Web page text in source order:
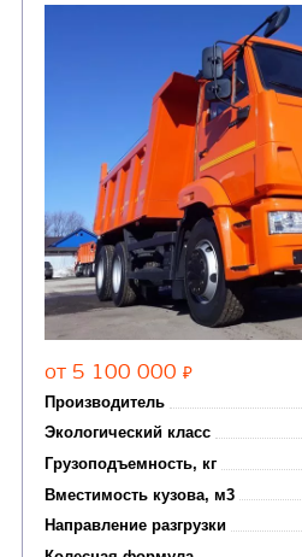
Цена по запросу
Производитель
Экологический класс
Грузоподъемность, кг
Вместимость кузова, м3
Направление разгрузки